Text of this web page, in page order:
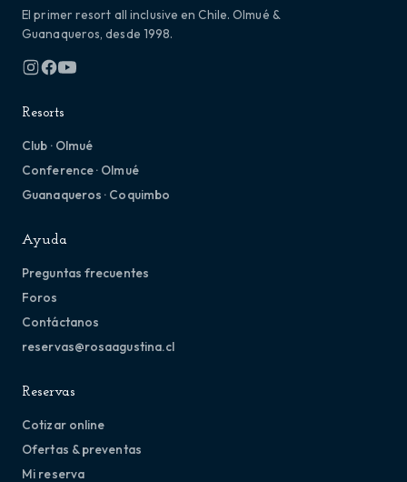
El primer resort all inclusive en Chile. Olmué &
Guanaqueros, desde 1998.
Resorts
Club · Olmué
Conference · Olmué
Guanaqueros · Coquimbo
Ayuda
Preguntas frecuentes
Foros
Contáctanos
reservas@rosaagustina.cl
Reservas
Cotizar online
Ofertas & preventas
Mi reserva